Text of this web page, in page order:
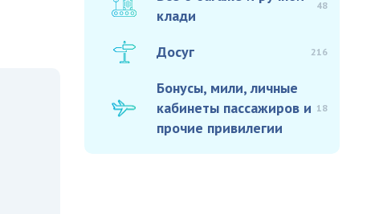
клади
48
Досуг 216
Бонусы, мили, личные
кабинеты пассажиров и
прочие привилегии
18